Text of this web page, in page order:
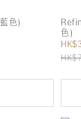
色)
色)